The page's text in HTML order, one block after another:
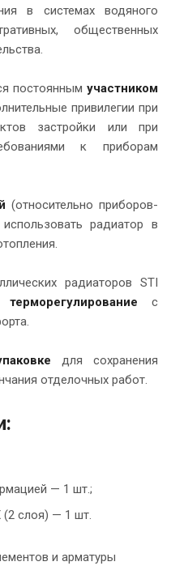
в системах водяного
общественных
постоянным участником
привилегии при
застройки или при
к приборам
(относительно приборов-
радиатор в
радиаторов STI
с
для сохранения
отделочных работ.
— 1 шт.;
(2 слоя) — 1 шт.
и арматуры